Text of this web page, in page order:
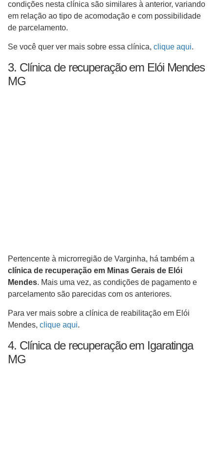
condições nesta clínica são similares à anterior, variando
em relação ao tipo de acomodação e com possibilidade
de parcelamento.
Se você quer ver mais sobre essa clínica, clique aqui.
3. Clínica de recuperação em Elói Mendes
MG
Pertencente à microrregião de Varginha, há também a
clínica de recuperação em Minas Gerais de Elói
Mendes. Mais uma vez, as condições de pagamento e
parcelamento são parecidas com os anteriores.
Para ver mais sobre a clínica de reabilitação em Elói
Mendes, clique aqui.
4. Clínica de recuperação em Igaratinga
MG